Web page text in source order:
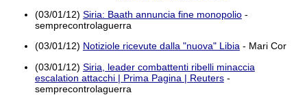
(03/01/12) Siria: Baath annuncia fine monopolio-
semprecontrolaguerra
(03/01/12) Notiziole ricevute dalla "nuova" Libia- Mari Cor
(03/01/12) Siria, leader combattenti ribelli minaccia
escalation attacchi | Prima Pagina | Reuters-
semprecontrolaguerra